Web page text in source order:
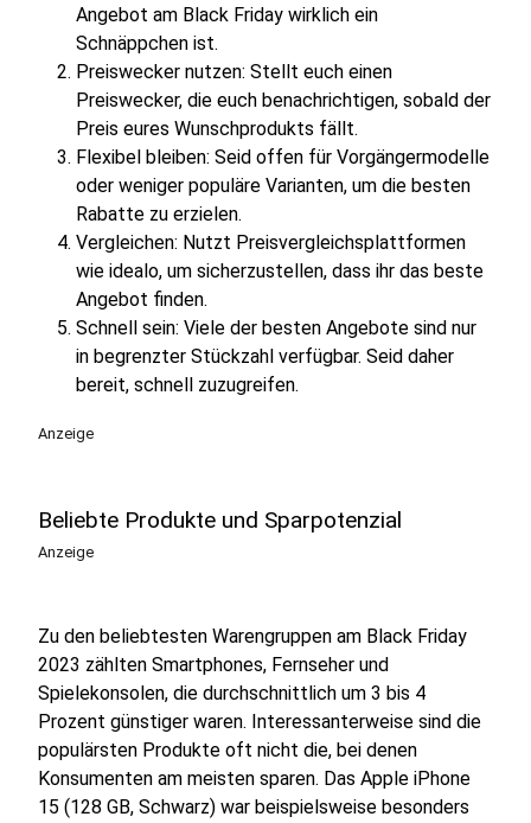
Angebot am Black Friday wirklich ein
Schnäppchen ist.
Preiswecker nutzen: Stellt euch einen
Preiswecker, die euch benachrichtigen, sobald der
Preis eures Wunschprodukts fällt.
Flexibel bleiben: Seid offen für Vorgängermodelle
oder weniger populäre Varianten, um die besten
Rabatte zu erzielen.
Vergleichen: Nutzt Preisvergleichsplattformen
wie idealo, um sicherzustellen, dass ihr das beste
Angebot finden.
Schnell sein: Viele der besten Angebote sind nur
in begrenzter Stückzahl verfügbar. Seid daher
bereit, schnell zuzugreifen.
Anzeige
Beliebte Produkte und Sparpotenzial
Anzeige
Zu den beliebtesten Warengruppen am Black Friday
2023 zählten Smartphones, Fernseher und
Spielekonsolen, die durchschnittlich um 3 bis 4
Prozent günstiger waren. Interessanterweise sind die
populärsten Produkte oft nicht die, bei denen
Konsumenten am meisten sparen. Das Apple iPhone
15 (128 GB, Schwarz) war beispielsweise besonders